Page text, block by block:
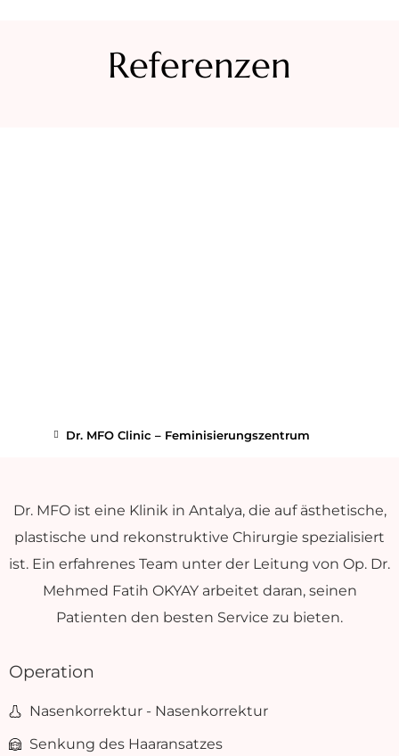
Referenzen
Dr. MFO Clinic – Feminisierungszentrum
Dr. MFO ist eine Klinik in Antalya, die auf ästhetische,
plastische und rekonstruktive Chirurgie spezialisiert
ist. Ein erfahrenes Team unter der Leitung von Op. Dr.
Mehmed Fatih OKYAY arbeitet daran, seinen
Patienten den besten Service zu bieten.
Operation
Nasenkorrektur - Nasenkorrektur
Senkung des Haaransatzes